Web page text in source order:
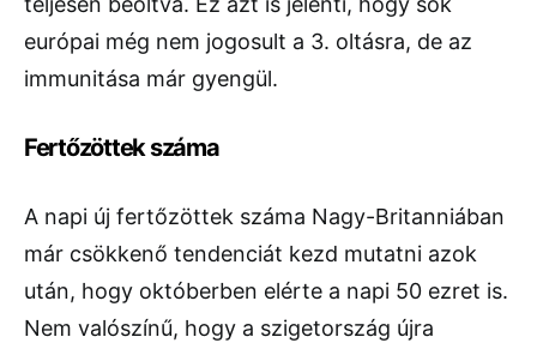
európai még nem jogosult a 3. oltásra, de az
immunitása már gyengül.
Fertőzöttek száma
A napi új fertőzöttek száma Nagy-Britanniában
már csökkenő tendenciát kezd mutatni azok
után, hogy októberben elérte a napi 50 ezret is.
Nem valószínű, hogy a szigetország újra